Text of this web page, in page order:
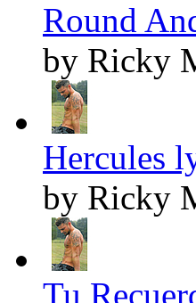
Round
by Ricky
Hercules
by Ricky
Tu